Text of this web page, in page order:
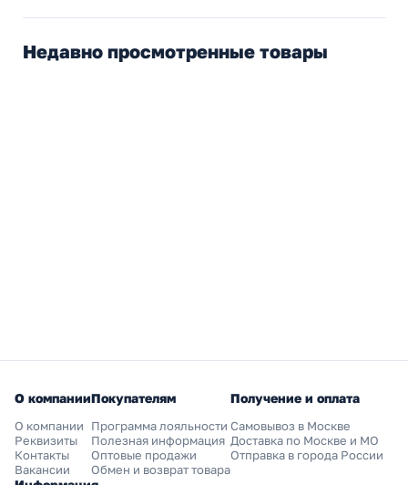
Недавно просмотренные товары
О компании
О компании
Реквизиты
Контакты
Вакансии
Покупателям
Программа лояльности
Полезная информация
Оптовые продажи
Обмен и возврат товара
Получение и оплата
Самовывоз в Москве
Доставка по Москве и МО
Отправка в города России